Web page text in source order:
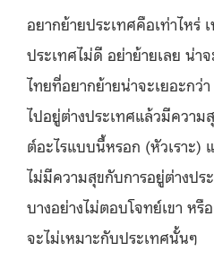
อยากย้ายประเทศคือเท่าไหร่
ประเทศไม่ดี อย่าย้ายเลย น่
ไทยที่อยากย้ายน่าจะเยอะกว่
ไปอยู่ต่างประเทศแล้วมีควา
ต์อะไรแบบนี้หรอก (หัวเราะ)
ไม่มีความสุขกับการอยู่ต่างปร
บางอย่างไม่ตอบโจทย์เขา หรื
จะไม่เหมาะกับประเทศนั้นๆ